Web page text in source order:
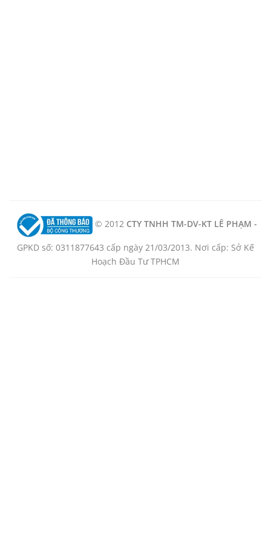
© 2012 CTY TNHH TM-DV-KT LÊ PHẠM -
GPKD số: 0311877643 cấp ngày 21/03/2013. Nơi cấp: Sở Kế
Hoạch Đầu Tư TPHCM